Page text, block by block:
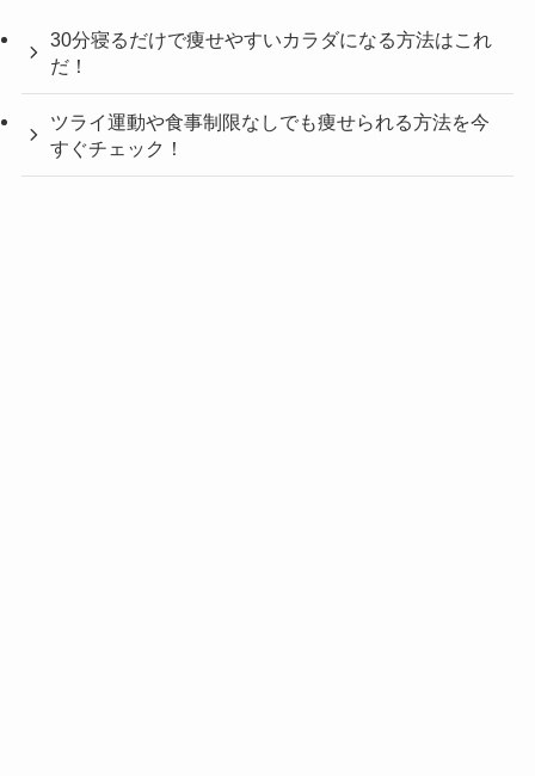
30分寝るだけで痩せやすいカラダになる方法はこれ
だ！
ツライ運動や食事制限なしでも痩せられる方法を今
すぐチェック！